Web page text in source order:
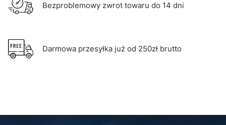
Bezproblemowy zwrot towaru do 14 dni
Darmowa przesyłka już od 250zł brutto